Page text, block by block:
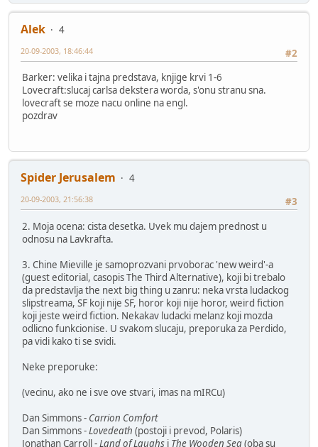
Alek
4
#2
20-09-2003, 18:46:44
Barker: velika i tajna predstava, knjige krvi 1-6
Lovecraft:slucaj carlsa dekstera worda, s'onu stranu sna.
lovecraft se moze nacu online na engl.
pozdrav
Spider Jerusalem
4
#3
20-09-2003, 21:56:38
2. Moja ocena: cista desetka. Uvek mu dajem prednost u
odnosu na Lavkrafta.
3. Chine Mieville je samoprozvani prvoborac 'new weird'-a
(guest editorial, casopis The Third Alternative), koji bi trebalo
da predstavlja the next big thing u zanru: neka vrsta ludackog
slipstreama, SF koji nije SF, horor koji nije horor, weird fiction
koji jeste weird fiction. Nekakav ludacki melanz koji mozda
odlicno funkcionise. U svakom slucaju, preporuka za Perdido,
pa vidi kako ti se svidi.
Neke preporuke:
(vecinu, ako ne i sve ove stvari, imas na mIRCu)
Dan Simmons - Carrion Comfort
Dan Simmons -Lovedeath (postoji i prevod, Polaris)
Jonathan Carroll -Land of Laughs i The Wooden Sea(oba su